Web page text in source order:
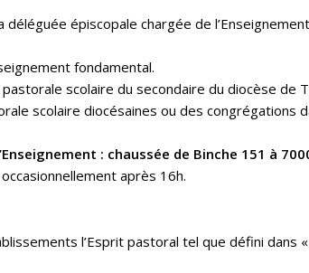
épiscopale chargée de
fondamental.
scolaire du secondaire du diocèse de
scolaire diocésaines ou des congrégations
: chaussée de Binche 151 à
après 16h.
l’Esprit pastoral tel que défini dans